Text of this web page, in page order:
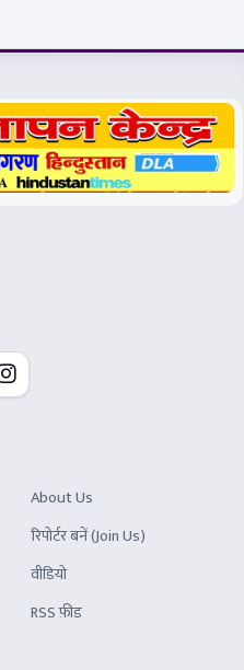
About Us
रिपोर्टर बनें (Join Us)
वीडियो
RSS फ़ीड